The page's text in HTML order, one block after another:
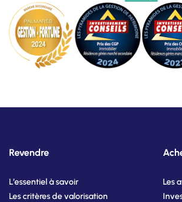
Revendre
L’essentiel à savoir
Les critères de valorisation
Les